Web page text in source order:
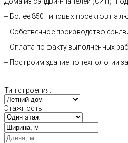
+ Более 850 типовых проектов на
+ Собственное производство
+ Оплата по факту выполненных
+ Построим здание по технологии за
Тип строения:
Этажность